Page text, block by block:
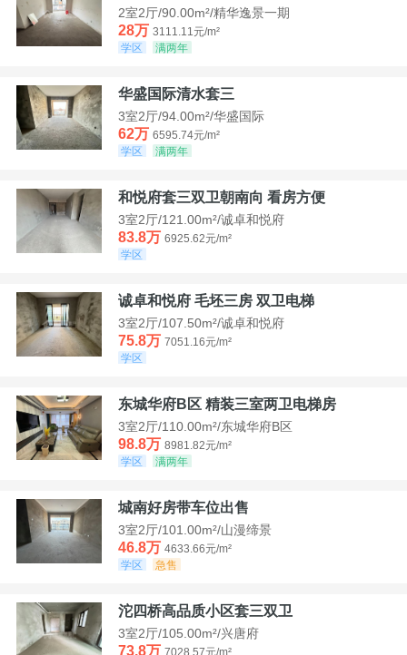
2室2厅/90.00m²/精华逸景一期
28万 3111.11元/m²
学区
满两年
华盛国际清水套三
3室2厅/94.00m²/华盛国际
62万 6595.74元/m²
学区
满两年
和悦府套三双卫朝南向 看房方便
3室2厅/121.00m²/诚卓和悦府
83.8万 6925.62元/m²
学区
诚卓和悦府 毛坯三房 双卫电梯
3室2厅/107.50m²/诚卓和悦府
75.8万 7051.16元/m²
学区
东城华府B区 精装三室两卫电梯房
3室2厅/110.00m²/东城华府B区
98.8万 8981.82元/m²
学区
满两年
城南好房带车位出售
3室2厅/101.00m²/山漫缔景
46.8万 4633.66元/m²
学区
急售
沱四桥高品质小区套三双卫
3室2厅/105.00m²/兴唐府
73.8万 7028.57元/m²